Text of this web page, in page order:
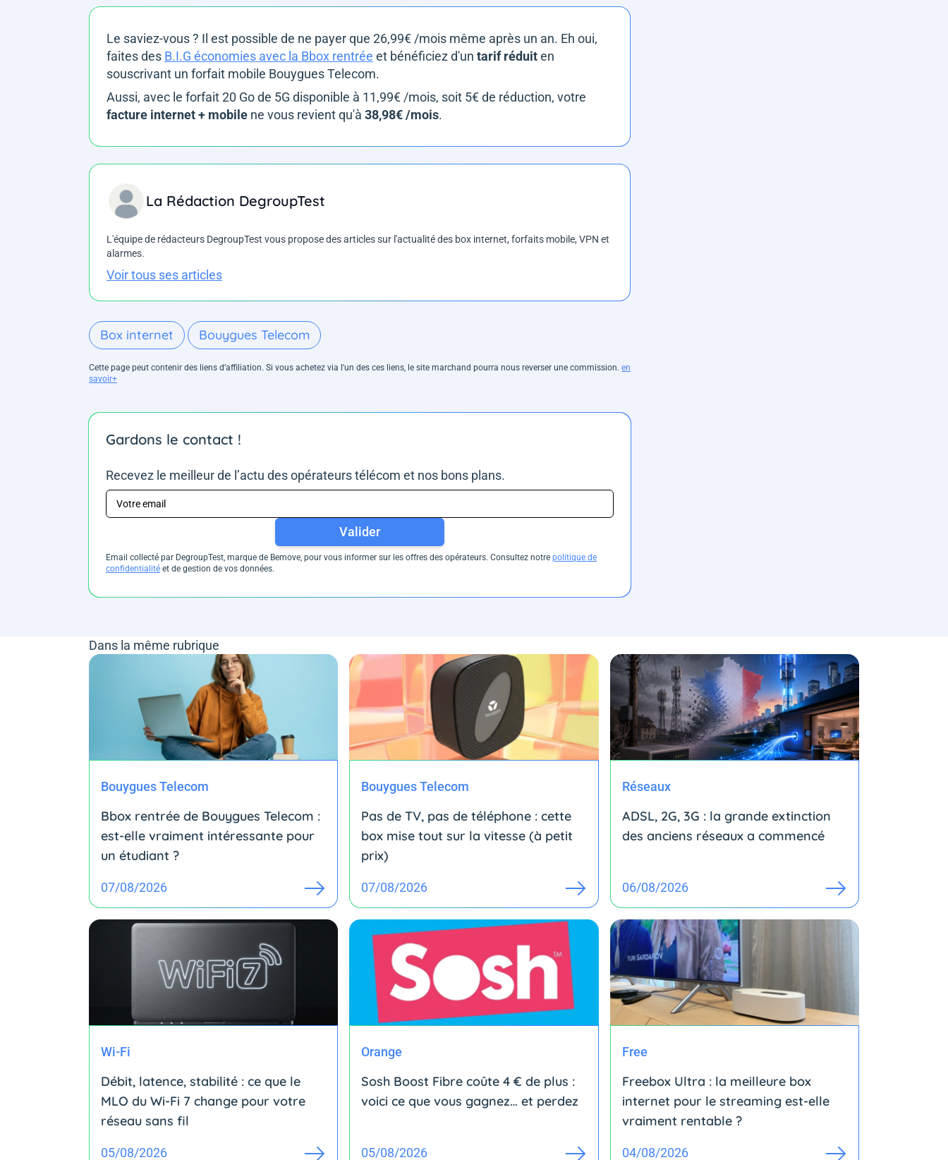
Le saviez-vous ? Il est possible de ne payer que 26,99€ /mois même après un an. Eh oui,
faites des B.I.G économies avec la Bbox rentrée et bénéficiez d'un tarif réduiten
souscrivant un forfait mobile Bouygues Telecom.
Aussi, avec le forfait 20 Go de 5G disponible à 11,99€ /mois, soit 5€ de réduction, votre
facture internet + mobile ne vous revient qu'à 38,98€ /mois.
La Rédaction DegroupTest
L'équipe de rédacteurs DegroupTest vous propose des articles sur l'actualité des box internet, forfaits mobile, VPN et
alarmes.
Voir tous ses articles
Box internet Bouygues Telecom
Cette page peut contenir des liens d’affiliation. Si vous achetez via l'un des ces liens, le site marchand pourra nous reverser une commission. en
savoir+
Gardons le contact !
Recevez le meilleur de l’actu des opérateurs télécom et nos bons plans.
Valider
Email collecté par DegroupTest, marque de Bemove, pour vous informer sur les offres des opérateurs. Consultez notre politique de
confidentialité et de gestion de vos données.
Dans la même rubrique
Bouygues Telecom
Bbox rentrée de Bouygues Telecom :
est-elle vraiment intéressante pour
un étudiant ?
07/08/2026
Bouygues Telecom
Pas de TV, pas de téléphone : cette
box mise tout sur la vitesse (à petit
prix)
07/08/2026
Réseaux
ADSL, 2G, 3G : la grande extinction
des anciens réseaux a commencé
06/08/2026
Wi-Fi
Débit, latence, stabilité : ce que le
MLO du Wi-Fi 7 change pour votre
réseau sans fil
05/08/2026
Orange
Sosh Boost Fibre coûte 4 € de plus :
voici ce que vous gagnez… et perdez
05/08/2026
Free
Freebox Ultra : la meilleure box
internet pour le streaming est-elle
vraiment rentable ?
04/08/2026